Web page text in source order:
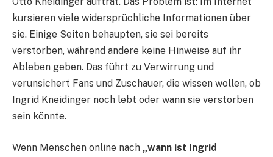
kursieren viele widersprüchliche Informationen über
sie. Einige Seiten behaupten, sie sei bereits
verstorben, während andere keine Hinweise auf ihr
Ableben geben. Das führt zu Verwirrung und
verunsichert Fans und Zuschauer, die wissen wollen, ob
Ingrid Kneidinger noch lebt oder wann sie verstorben
sein könnte.
Wenn Menschen online nach „wann ist Ingrid